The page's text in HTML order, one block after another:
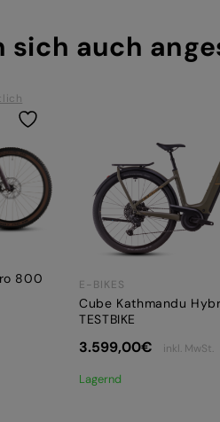
sich auch
800 E-BIKES
Cube Kathmandu
TESTBIKE
3.599,00€ inkl. MwSt.
Lagernd